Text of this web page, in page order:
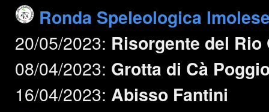
Ronda Speleologica
20/05/2023: Risorgente del Rio
08/04/2023: Grotta di Cà
16/04/2023: Abisso Fantini